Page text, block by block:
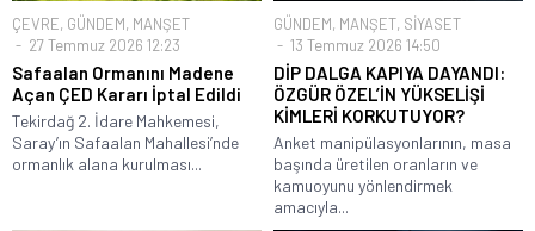
ÇEVRE, GÜNDEM, MANŞET
27 Temmuz 2026 12:23
Safaalan Ormanını Madene
Açan ÇED Kararı İptal Edildi
Tekirdağ 2. İdare Mahkemesi,
Saray’ın Safaalan Mahallesi’nde
ormanlık alana kurulması...
GÜNDEM, MANŞET, SİYASET
13 Temmuz 2026 14:50
DİP DALGA KAPIYA DAYANDI:
ÖZGÜR ÖZEL’İN YÜKSELİŞİ
KİMLERİ KORKUTUYOR?
Anket manipülasyonlarının, masa
başında üretilen oranların ve
kamuoyunu yönlendirmek
amacıyla...